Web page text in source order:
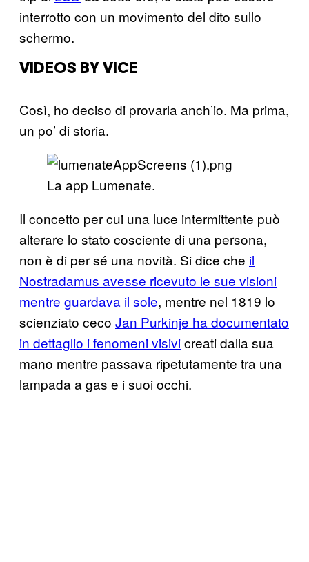
interrotto con un movimento del dito sullo
schermo.
VIDEOS BY VICE
Così, ho deciso di provarla anch’io. Ma prima,
un po’ di storia.
La app Lumenate.
Il concetto per cui una luce intermittente può
alterare lo stato cosciente di una persona,
non è di per sé una novità. Si dice che il
Nostradamus avesse ricevuto le sue visioni
mentre guardava il sole, mentre nel 1819 lo
scienziato ceco Jan Purkinje ha documentato
in dettaglio i fenomeni visivicreati dalla sua
mano mentre passava ripetutamente tra una
lampada a gas e i suoi occhi.